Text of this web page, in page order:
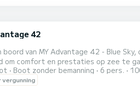
42
boord van MY Advantage 42 - Blue
en prestaties op zee te garanderen. De boot heeft 3 comfortabele hutten en
Met een totale lengte van 13 meter
- Blue Sky heeft 2 toiletten met douche Het heeft de volgende
Boot zonder bemanning 6 pers.
vergunning